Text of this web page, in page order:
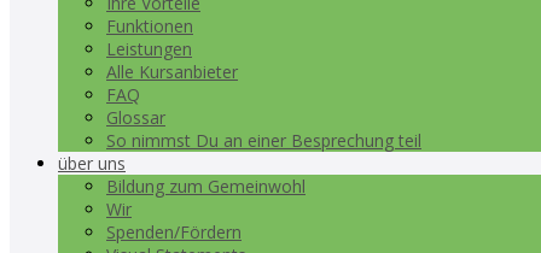
Funktionen
Leistungen
Alle Kursanbieter
FAQ
Glossar
So nimmst Du an einer Besprechung teil
über uns
Bildung zum Gemeinwohl
Wir
Spenden/Fördern